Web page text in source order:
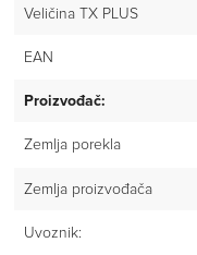
Veličina TX PLUS
EAN
Proizvođač:
Zemlja porekla
Zemlja proizvođača
Uvoznik: